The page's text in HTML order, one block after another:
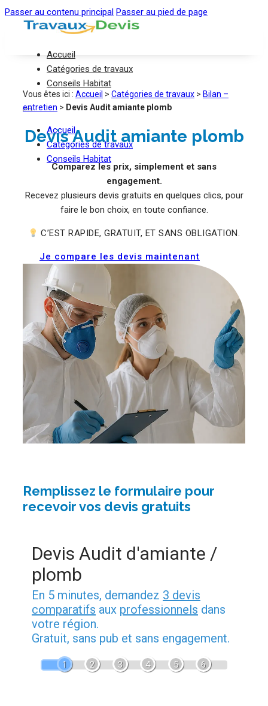
Passer au contenu principal Passer au pied de page
Accueil
Catégories de travaux
Conseils Habitat
Accueil
Catégories de travaux
Conseils Habitat
Vous êtes ici : Accueil > Catégories de travaux > Bilan –
entretien > Devis Audit amiante plomb
Devis Audit amiante plomb
Comparez les prix, simplement et sans
engagement.
Recevez plusieurs devis gratuits en quelques clics, pour
faire le bon choix, en toute confiance.
C’EST RAPIDE, GRATUIT, ET SANS OBLIGATION.
Je compare les devis maintenant
Remplissez le formulaire pour
recevoir vos devis gratuits
Devis Audit d'amiante /
plomb
En 5 minutes, demandez 3 devis
comparatifs aux professionnels dans
votre région.
Gratuit, sans pub et sans engagement.
1 2 3 4 5 6